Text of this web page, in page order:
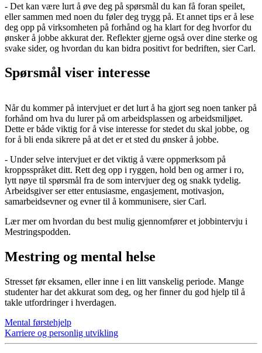
- Det kan være lurt å øve deg på spørsmål du kan få foran speilet,
eller sammen med noen du føler deg trygg på. Et annet tips er å lese
deg opp på virksomheten på forhånd og ha klart for deg hvorfor du
ønsker å jobbe akkurat der. Reflekter gjerne også over dine sterke og
svake sider, og hvordan du kan bidra positivt for bedriften, sier Carl.
Spørsmål viser interesse
Når du kommer på intervjuet er det lurt å ha gjort seg noen tanker på
forhånd om hva du lurer på om arbeidsplassen og arbeidsmiljøet.
Dette er både viktig for å vise interesse for stedet du skal jobbe, og
for å bli enda sikrere på at det er et sted du ønsker å jobbe.
- Under selve intervjuet er det viktig å være oppmerksom på
kroppsspråket ditt. Rett deg opp i ryggen, hold ben og armer i ro,
lytt nøye til spørsmål fra de som intervjuer deg og snakk tydelig.
Arbeidsgiver ser etter entusiasme, engasjement, motivasjon,
samarbeidsevner og evner til å kommunisere, sier Carl.
Lær mer om hvordan du best mulig gjennomfører et jobbintervju i
Mestringspodden.
Mestring og mental helse
Stresset før eksamen, eller inne i en litt vanskelig periode. Mange
studenter har det akkurat som deg, og her finner du god hjelp til å
takle utfordringer i hverdagen.
Mental førstehjelp
Karriere og personlig utvikling